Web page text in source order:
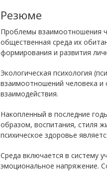
Резюме
Проблемы взаимоотношения
общественная среда их
формирования и развития
Экологическая психология
взаимоотношений человека
взаимодействия.
Накопленный в последние
образом, воспитания, стиля
психическое здоровье
Среда включается в систему
эмоциональное напряжение.